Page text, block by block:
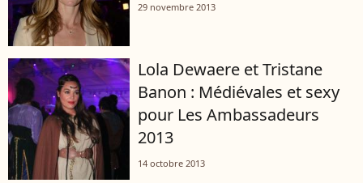
29 novembre 2013
Lola Dewaere et Tristane
Banon : Médiévales et sexy
pour Les Ambassadeurs
2013
14 octobre 2013